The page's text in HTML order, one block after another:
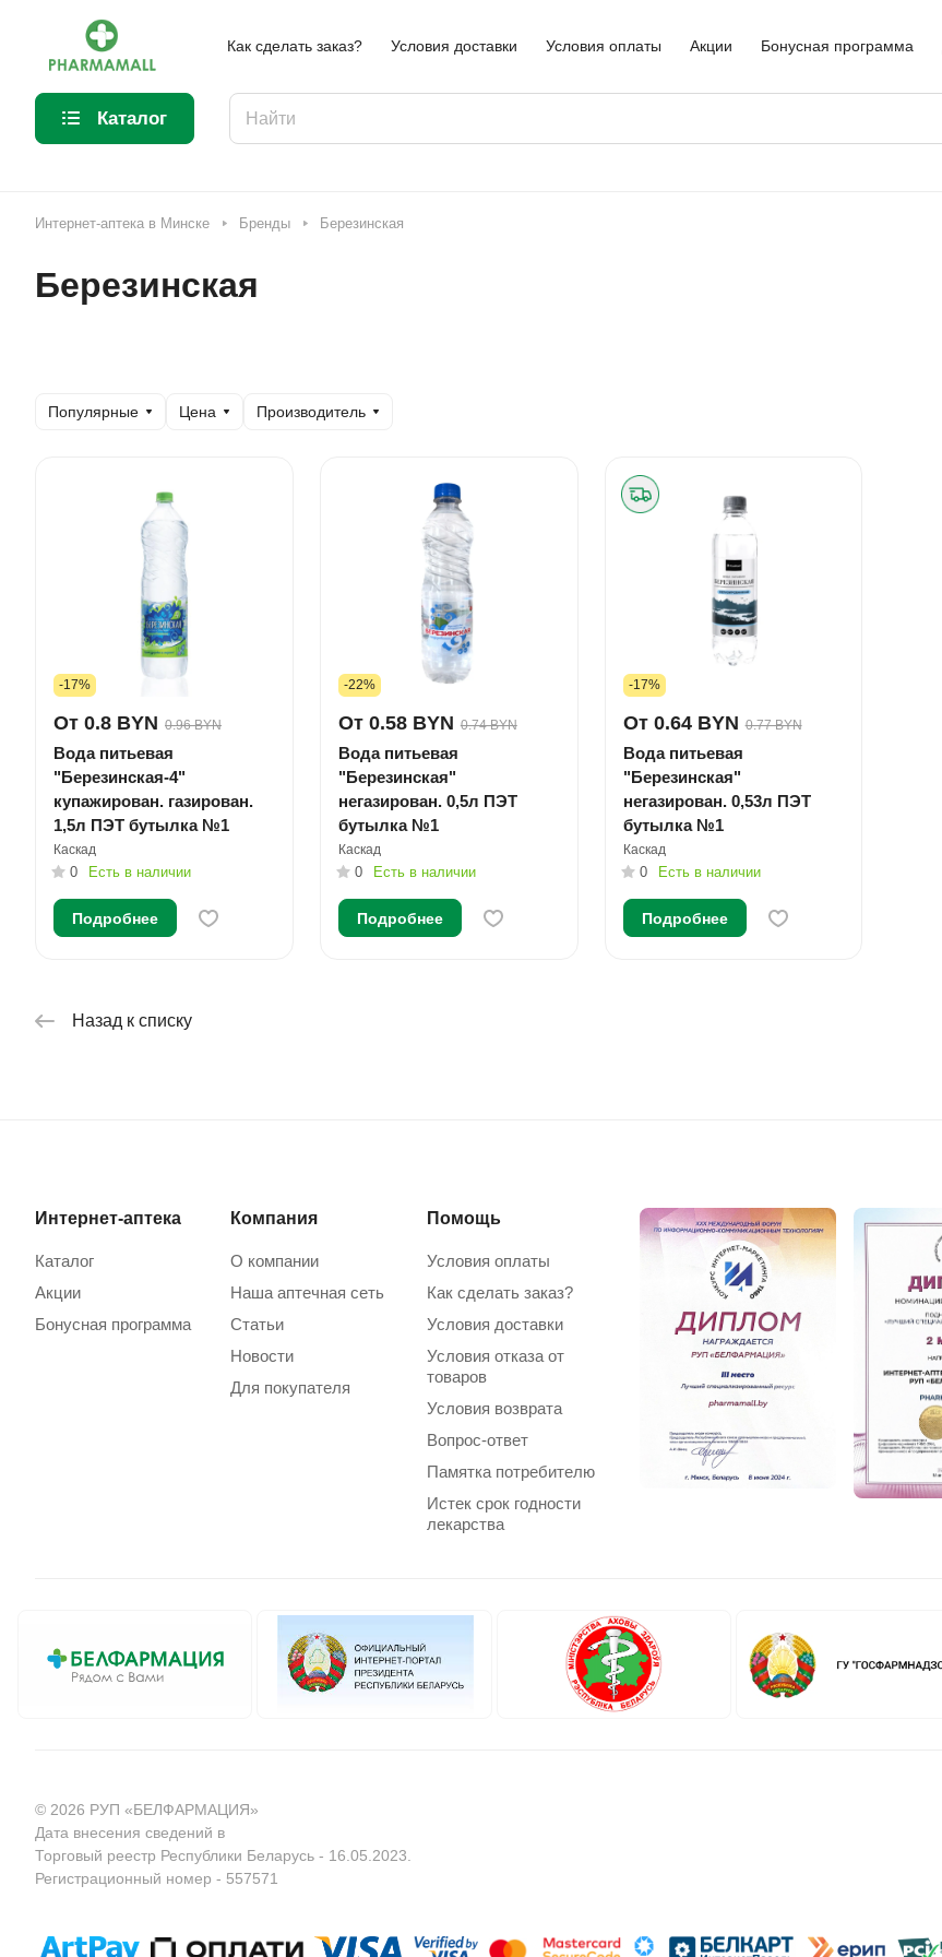
Как сделать заказ? Условия доставки Условия оплаты Акции Бонусная программа
Каталог
Интернет-аптека в Минске Бренды Березинская
Березинская
Популярные Цена Производитель
-17%
От 0.8 BYN 0.96 BYN
Вода питьевая
"Березинская-4"
купажирован. газирован.
1,5л ПЭТ бутылка №1
Каскад
0 Есть в наличии
Подробнее
-22%
От 0.58 BYN 0.74 BYN
Вода питьевая
"Березинская"
негазирован. 0,5л ПЭТ
бутылка №1
Каскад
0 Есть в наличии
Подробнее
-17%
От 0.64 BYN 0.77 BYN
Вода питьевая
"Березинская"
негазирован. 0,53л ПЭТ
бутылка №1
Каскад
0 Есть в наличии
Подробнее
Назад к списку
Интернет-аптека
Каталог
Акции
Бонусная программа
Компания
О компании
Наша аптечная сеть
Статьи
Новости
Для покупателя
Помощь
Условия оплаты
Как сделать заказ?
Условия доставки
Условия отказа от
товаров
Условия возврата
Вопрос-ответ
Памятка потребителю
Истек срок годности
лекарства
© 2026 РУП «БЕЛФАРМАЦИЯ»
Дата внесения сведений в
Торговый реестр Республики Беларусь - 16.05.2023.
Регистрационный номер - 557571